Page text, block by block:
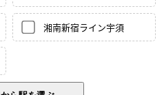
湘南新宿ライン宇須